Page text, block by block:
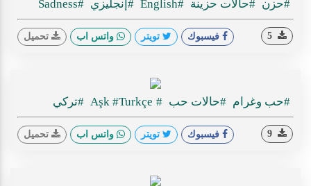
#حزن #حالات حزينة #English #إنجليزي #Sadness
فيسبوك تويتر واتس اب تحميل
#حب وغرام #حالات حب #Aşk
#Turkçe #تركي
فيسبوك تويتر واتس اب تحميل